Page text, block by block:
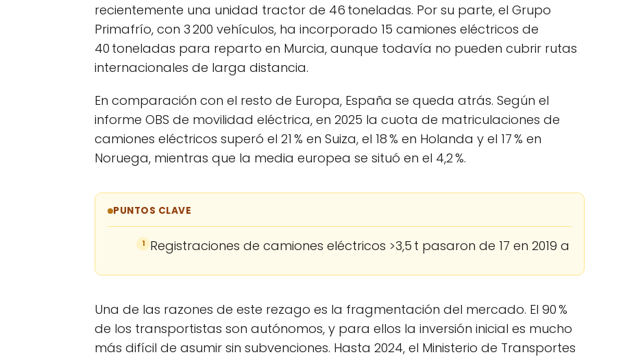
recientemente una unidad tractor de 46 toneladas. Por su parte, el Grupo
Primafrío, con 3 200 vehículos, ha incorporado 15 camiones eléctricos de
40 toneladas para reparto en Murcia, aunque todavía no pueden cubrir rutas
internacionales de larga distancia.
En comparación con el resto de Europa, España se queda atrás. Según el
informe OBS de movilidad eléctrica, en 2025 la cuota de matriculaciones de
camiones eléctricos superó el 21 % en Suiza, el 18 % en Holanda y el 17 % en
Noruega, mientras que la media europea se situó en el 4,2 %.
PUNTOS CLAVE
1 Registraciones de camiones eléctricos >3,5 t pasaron de 17 en 2019 a
Una de las razones de este rezago es la fragmentación del mercado. El 90 %
de los transportistas son autónomos, y para ellos la inversión inicial es mucho
más difícil de asumir sin subvenciones. Hasta 2024, el Ministerio de Transportes